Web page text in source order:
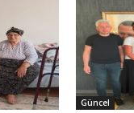
Güncel